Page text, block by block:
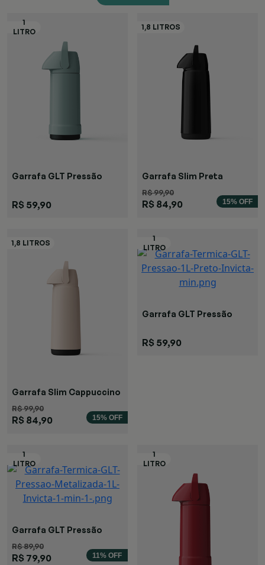
Garrafa GLT Pressão
R$ 59,90
Garrafa Slim Preta
R$ 99,90
R$ 84,90 15% OFF
Garrafa Slim Cappuccino
R$ 99,90
R$ 84,90 15% OFF
Garrafa GLT Pressão
R$ 59,90
Garrafa GLT Pressão
Metalizada
R$ 89,90
R$ 79,90 11% OFF